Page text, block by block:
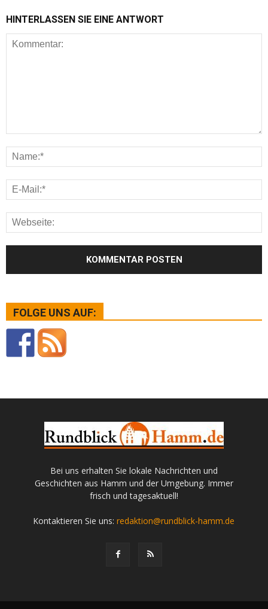
HINTERLASSEN SIE EINE ANTWORT
FOLGE UNS AUF:
Bei uns erhalten Sie lokale Nachrichten und
Geschichten aus Hamm und der Umgebung. Immer
frisch und tagesaktuell!
Kontaktieren Sie uns:redaktion@rundblick-hamm.de